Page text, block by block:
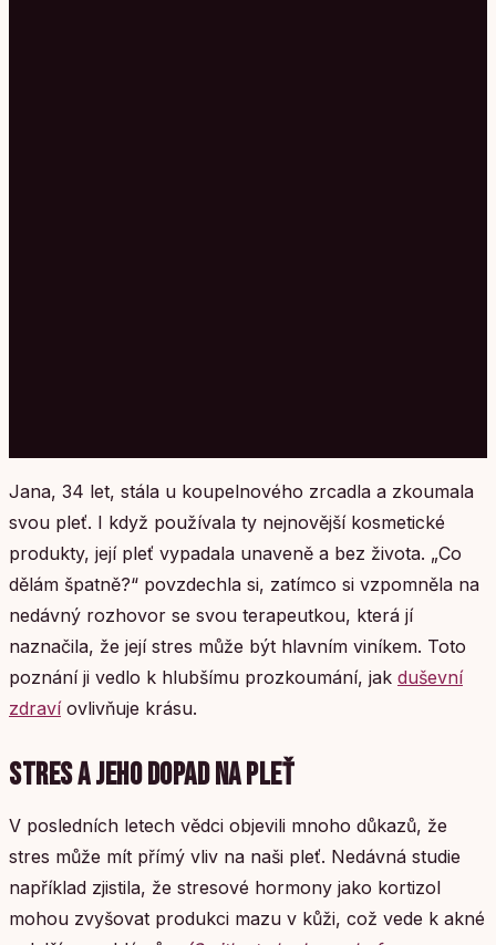
Jana, 34 let, stála u koupelnového zrcadla a zkoumala
svou pleť. I když používala ty nejnovější kosmetické
produkty, její pleť vypadala unaveně a bez života. „Co
dělám špatně?“ povzdechla si, zatímco si vzpomněla na
nedávný rozhovor se svou terapeutkou, která jí
naznačila, že její stres může být hlavním viníkem. Toto
poznání ji vedlo k hlubšímu prozkoumání, jak duševní
zdravíovlivňuje krásu.
STRES A JEHO DOPAD NA PLEŤ
V posledních letech vědci objevili mnoho důkazů, že
stres může mít přímý vliv na naši pleť. Nedávná studie
například zjistila, že stresové hormony jako kortizol
mohou zvyšovat produkci mazu v kůži, což vede k akné